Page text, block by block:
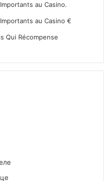
au Casino.
au Casino €
Qui Récompense